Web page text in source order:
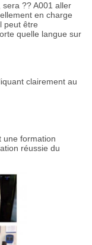
?? A001 aller
en charge
peut être
quelle langue sur
clairement au
une formation
réussie du